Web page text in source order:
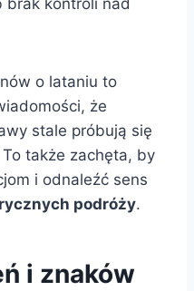
brak kontroli nad
o lataniu to
że
stale próbują się
także zachęta, by
i odnaleźć sens
podróży.
i znaków